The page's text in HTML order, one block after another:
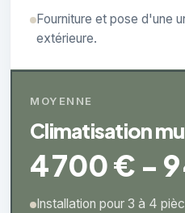
Fourniture et pose d'une
extérieure.
MOYENNE
Climatisation
4 700 € -
Installation pour 3 à 4